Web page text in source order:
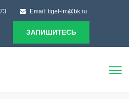
Email: tigel-lm@bk.ru
ЗАПИШИТЕСЬ